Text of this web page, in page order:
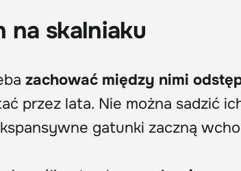
na skalniaku
zachować między nimi
przez lata. Nie można sadzić
gatunki zaczną